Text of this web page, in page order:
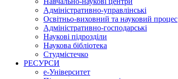
Адміністративно-управлінські
Освітньо-виховний та науковий процес
Адміністративно-господарські
Наукові підрозділи
Наукова бібліотека
Студмістечко
РЕСУРСИ
е-Університет